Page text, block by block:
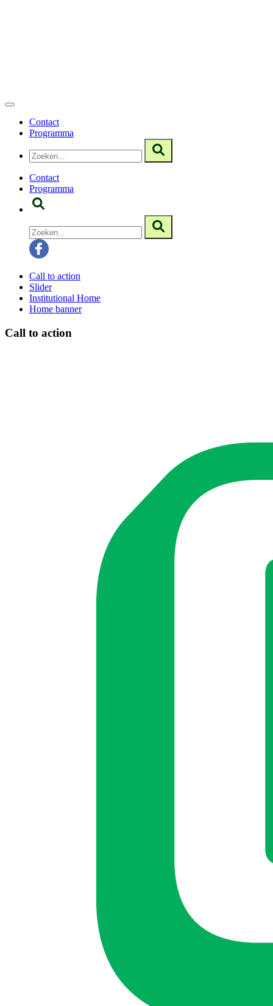
Contact
Programma
Contact
Programma
Call to action
Slider
Institutional Home
Home banner
Call to action